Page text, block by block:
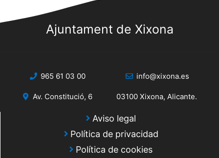
Ajuntament de Xixona
965 61 03 00 info@xixona.es
Av. Constitució, 6 03100 Xixona, Alicante.
Aviso legal
Política de privacidad
Política de cookies